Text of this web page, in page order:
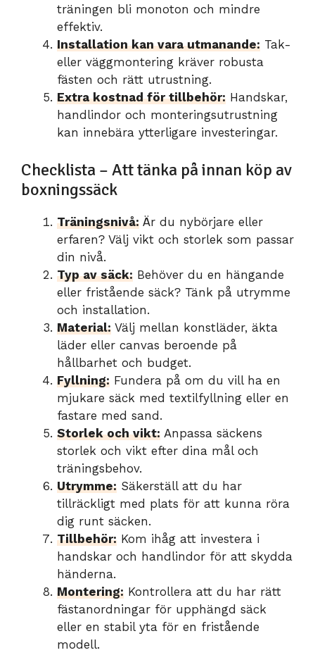
träningen bli monoton och mindre
effektiv.
Installation kan vara utmanande: Tak-
eller väggmontering kräver robusta
fästen och rätt utrustning.
Extra kostnad för tillbehör: Handskar,
handlindor och monteringsutrustning
kan innebära ytterligare investeringar.
Checklista – Att tänka på innan köp av
boxningssäck
Träningsnivå: Är du nybörjare eller
erfaren? Välj vikt och storlek som passar
din nivå.
Typ av säck: Behöver du en hängande
eller fristående säck? Tänk på utrymme
och installation.
Material: Välj mellan konstläder, äkta
läder eller canvas beroende på
hållbarhet och budget.
Fyllning: Fundera på om du vill ha en
mjukare säck med textilfyllning eller en
fastare med sand.
Storlek och vikt: Anpassa säckens
storlek och vikt efter dina mål och
träningsbehov.
Utrymme: Säkerställ att du har
tillräckligt med plats för att kunna röra
dig runt säcken.
Tillbehör: Kom ihåg att investera i
handskar och handlindor för att skydda
händerna.
Montering: Kontrollera att du har rätt
fästanordningar för upphängd säck
eller en stabil yta för en fristående
modell.